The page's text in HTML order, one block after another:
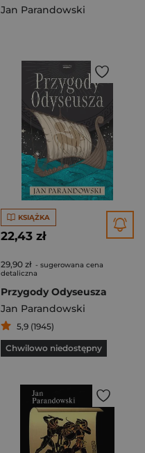
Jan Parandowski
KSIĄŻKA
22,43 zł
29,90 zł - sugerowana cena
detaliczna
Przygody Odyseusza
Jan Parandowski
5,9 (1945)
Chwilowo niedostępny